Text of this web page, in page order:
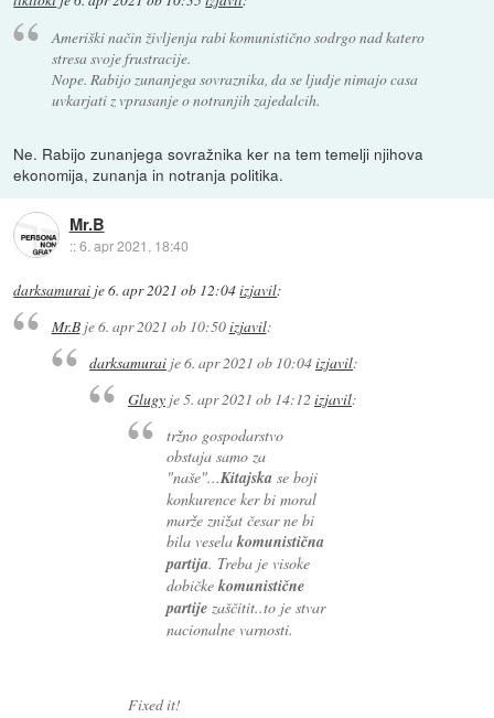
Ameriški način življenja rabi komunistično sodrgo nad katero
stresa svoje frustracije.
Nope. Rabijo zunanjega sovraznika, da se ljudje nimajo casa
uvkarjati z vprasanje o notranjih zajedalcih.
Ne. Rabijo zunanjega sovražnika ker na tem temelji njihova
ekonomija, zunanja in notranja politika.
Mr.B
::6. apr 2021, 18:40
darksamurai je6. apr 2021 ob 12:04izjavil:
Mr.Bje6. apr 2021 ob 10:50izjavil:
darksamurai je6. apr 2021 ob 10:04izjavil:
Glugyje5. apr 2021 ob 14:12izjavil:
tržno gospodarstvo
obstaja samo za
"naše"...Kitajskase boji
konkurence ker bi moral
marže znižat česar ne bi
bila veselakomunistična
partija. Treba je visoke
dobičkekomunistične
partije zaščitit..to je stvar
nacionalne varnosti.
Fixed it!